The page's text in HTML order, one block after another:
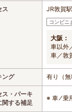
ス JR敦賀
コンビニ
大阪：
車以外
車／敦
ング 有り（無
ス・パーキ
関する補足
※ 車 ⁄ 乗